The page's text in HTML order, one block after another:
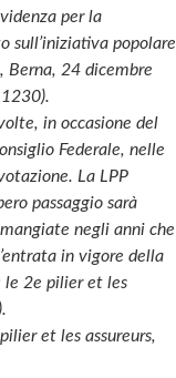
per la
sull’iniziativa popolare
Berna, 24 dicembre
in occasione del
Federale, nelle
La LPP
passaggio sarà
negli anni che
in vigore della
le 2e pilier et les
et les assureurs,